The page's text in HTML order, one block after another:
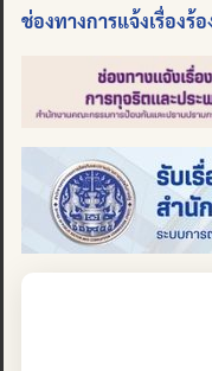
ช่องทางการแจ้งเรื่องร้อ